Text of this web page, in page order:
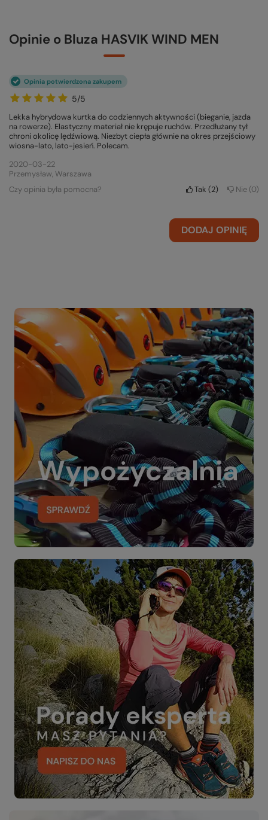
Opinie o Bluza HASVIK WIND MEN
5/5
Opinia potwierdzona zakupem
Lekka hybrydowa kurtka do codziennych aktywności (bieganie, jazda
na rowerze). Elastyczny materiał nie krępuje ruchów. Przedłużany tył
chroni okolicę lędźwiową. Niezbyt ciepła głównie na okres przejściowy
wiosna-lato, lato-jesień. Polecam.
2020-03-22
Przemysław, Warszawa
Czy opinia była pomocna?
Tak 2 Nie 0
DODAJ OPINIĘ